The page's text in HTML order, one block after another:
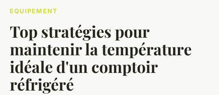
EQUIPEMENT
Top stratégies pour
maintenir la température
idéale d'un comptoir
réfrigéré